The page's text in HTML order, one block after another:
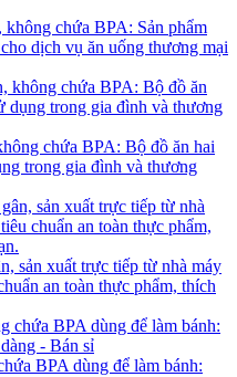
không chứa BPA: Sản phẩm
dịch vụ ăn uống thương mại
chứa BPA: Bộ đồ ăn hai
trong gia đình và thương
sản xuất trực tiếp từ nhà máy
an toàn thực phẩm, thích
BPA dùng để làm bánh: